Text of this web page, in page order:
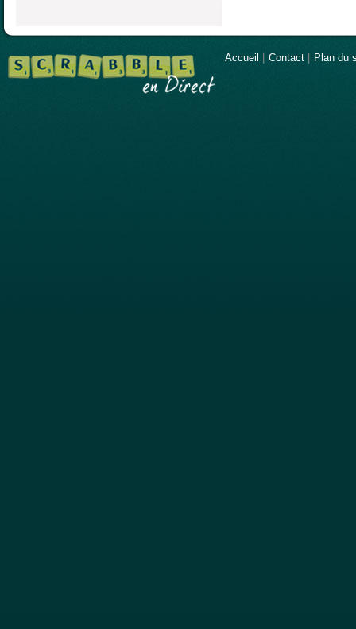
Accueil Contact Plan du